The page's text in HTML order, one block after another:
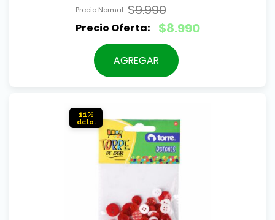
$9.990
El
precio
original
$8.990
El
precio
actual
AGREGAR
11%